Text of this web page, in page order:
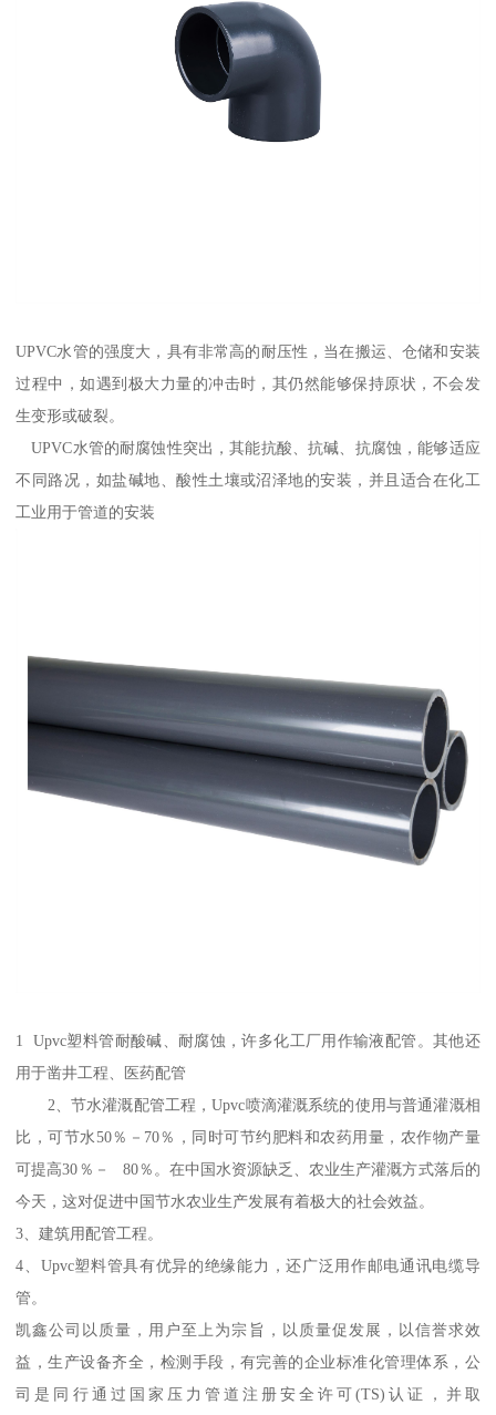
UPVC水管的强度大，具有非常高的耐压性，当在搬运、仓储和安装
过程中，如遇到极大力量的冲击时，其仍然能够保持原状，不会发
生变形或破裂。
UPVC水管的耐腐蚀性突出，其能抗酸、抗碱、抗腐蚀，能够适应
不同路况，如盐碱地、酸性土壤或沼泽地的安装，并且适合在化工
工业用于管道的安装
1 Upvc塑料管耐酸碱、耐腐蚀，许多化工厂用作输液配管。其他还
用于凿井工程、医药配管
2、节水灌溉配管工程，Upvc喷滴灌溉系统的使用与普通灌溉相
比，可节水50％－70％，同时可节约肥料和农药用量，农作物产量
可提高30％－ 80％。在中国水资源缺乏、农业生产灌溉方式落后的
今天，这对促进中国节水农业生产发展有着极大的社会效益。
3、建筑用配管工程。
4、Upvc塑料管具有优异的绝缘能力，还广泛用作邮电通讯电缆导
管。
凯鑫公司以质量，用户至上为宗旨，以质量促发展，以信誉求效
益，生产设备齐全，检测手段，有完善的企业标准化管理体系，公
司是同行通过国家压力管道注册安全许可(TS)认证，并取